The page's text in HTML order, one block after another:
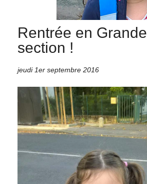
Rentrée en Grande
section !
jeudi 1er septembre 2016